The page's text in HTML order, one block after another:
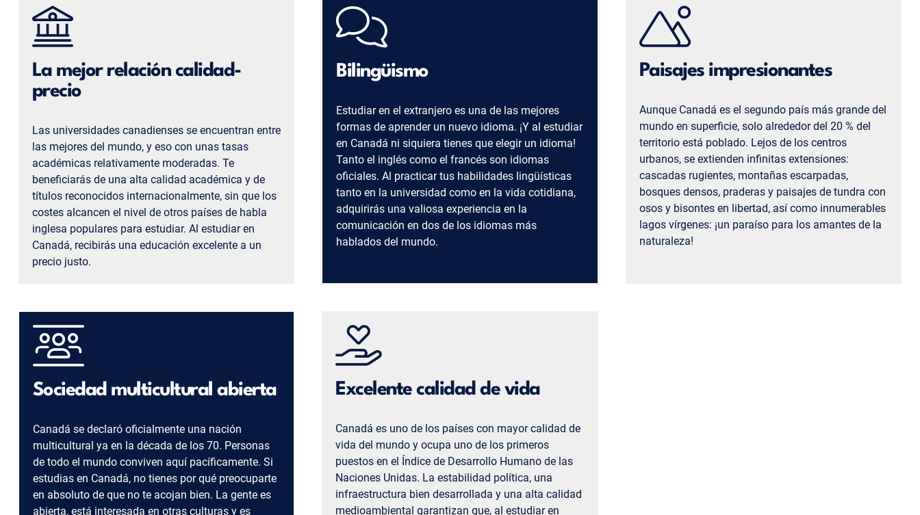
La mejor relación calidad-
precio
Las universidades canadienses se encuentran entre
las mejores del mundo, y eso con unas tasas
académicas relativamente moderadas. Te
beneficiarás de una alta calidad académica y de
títulos reconocidos internacionalmente, sin que los
costes alcancen el nivel de otros países de habla
inglesa populares para estudiar. Al estudiar en
Canadá, recibirás una educación excelente a un
precio justo.
Bilingüismo
Estudiar en el extranjero es una de las mejores
formas de aprender un nuevo idioma. ¡Y al estudiar
en Canadá ni siquiera tienes que elegir un idioma!
Tanto el inglés como el francés son idiomas
oficiales. Al practicar tus habilidades lingüísticas
tanto en la universidad como en la vida cotidiana,
adquirirás una valiosa experiencia en la
comunicación en dos de los idiomas más
hablados del mundo.
Paisajes impresionantes
Aunque Canadá es el segundo país más grande del
mundo en superficie, solo alrededor del 20 % del
territorio está poblado. Lejos de los centros
urbanos, se extienden infinitas extensiones:
cascadas rugientes, montañas escarpadas,
bosques densos, praderas y paisajes de tundra con
osos y bisontes en libertad, así como innumerables
lagos vírgenes: ¡un paraíso para los amantes de la
naturaleza!
Sociedad multicultural abierta
Canadá se declaró oficialmente una nación
multicultural ya en la década de los 70. Personas
de todo el mundo conviven aquí pacíficamente. Si
estudias en Canadá, no tienes por qué preocuparte
en absoluto de que no te acojan bien. La gente es
abierta, está interesada en otras culturas y es
Excelente calidad de vida
Canadá es uno de los países con mayor calidad de
vida del mundo y ocupa uno de los primeros
puestos en el Índice de Desarrollo Humano de las
Naciones Unidas. La estabilidad política, una
infraestructura bien desarrollada y una alta calidad
medioambiental garantizan que, al estudiar en